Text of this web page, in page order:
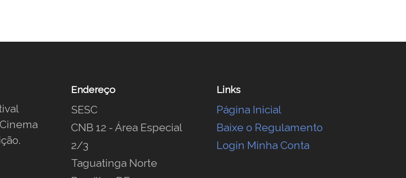
Endereço
SESC
CNB 12 - Área Especial
2/3
Taguatinga Norte
Links
Página Inicial
Baixe o Regulamento
Login Minha Conta